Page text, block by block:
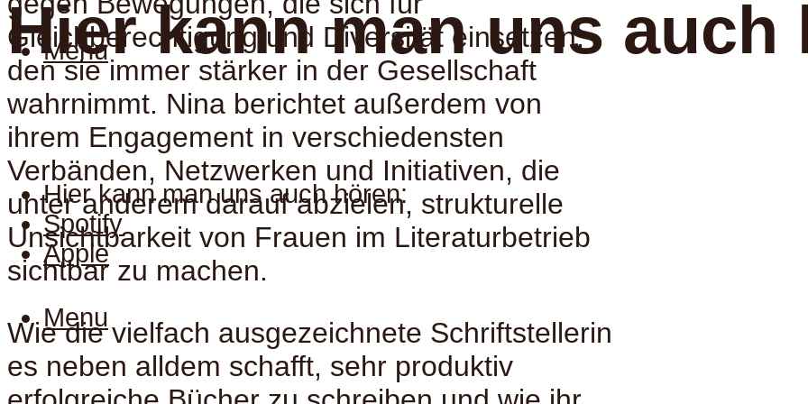
Menu
Hier kann man uns auch
Hier kann man uns auch hören:
Spotify
Apple
Menu
Gleichberechtigung und Diversität einsetzen,
den sie immer stärker in der Gesellschaft
wahrnimmt. Nina berichtet außerdem von
ihrem Engagement in verschiedensten
Verbänden, Netzwerken und Initiativen, die
unter anderem darauf abzielen, strukturelle
Unsichtbarkeit von Frauen im Literaturbetrieb
sichtbar zu machen.
Wie die vielfach ausgezeichnete Schriftstellerin
es neben alldem schafft, sehr produktiv